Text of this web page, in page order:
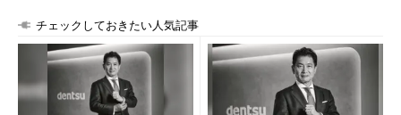
チェックしておきたい人気記事